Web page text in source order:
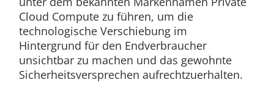
Cloud Compute zu führen, um die
technologische Verschiebung im
Hintergrund für den Endverbraucher
unsichtbar zu machen und das gewohnte
Sicherheitsversprechen aufrechtzuerhalten.